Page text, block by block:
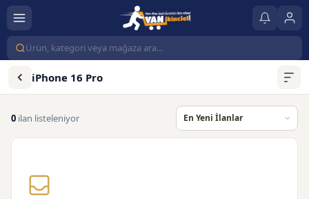
iPhone 16 Pro
0 ilan listeleniyor